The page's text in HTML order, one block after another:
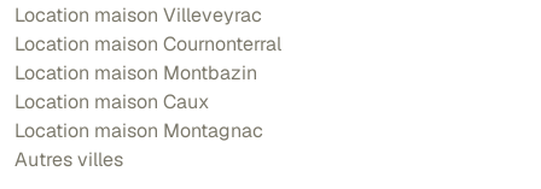
Location maison Villeveyrac
Location maison Cournonterral
Location maison Montbazin
Location maison Caux
Location maison Montagnac
Autres villes